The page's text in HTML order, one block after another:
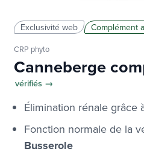
Exclusivité web Complément
CRP phyto
Canneberge
vérifiés →
Élimination rénale grâce
Fonction normale de la
Busserole